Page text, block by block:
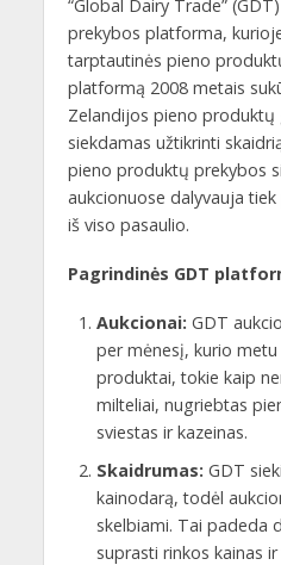
“Global Dairy Trade”
prekybos platforma,
tarptautinės pieno
platformą 2008 metais
Zelandijos pieno
siekdamas užtikrinti
pieno produktų prekybos
aukcionuose dalyvauja
iš viso pasaulio.
Pagrindinės GDT
Aukcionai: GDT
per mėnesį, kurio
produktai, tokie kaip
milteliai, nugriebtas
sviestas ir kazeinas.
Skaidrumas: GDT
kainodarą, todėl
skelbiami. Tai padeda
suprasti rinkos kainas